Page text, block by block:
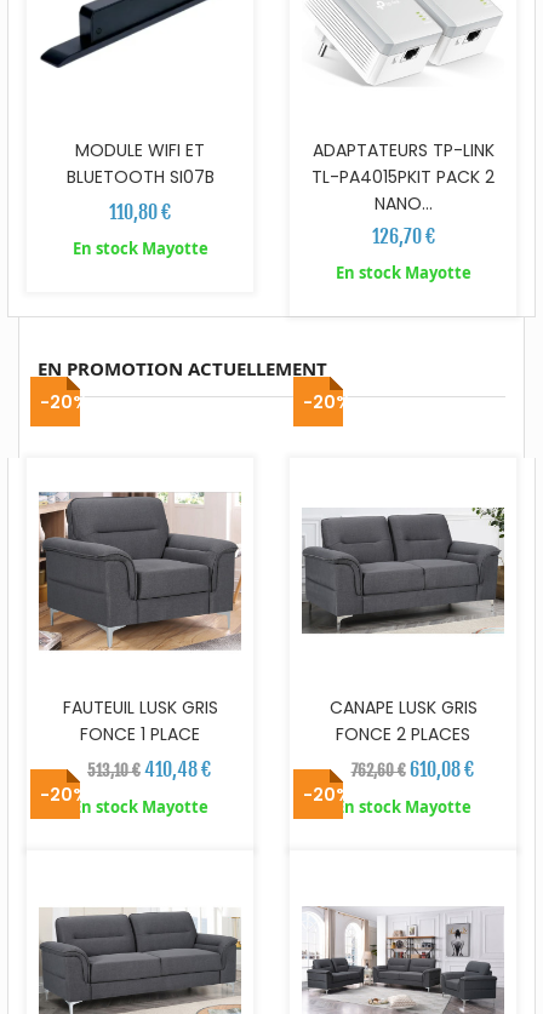
MODULE WIFI ET
BLUETOOTH SI07B
110,80 €
En stock Mayotte
ADAPTATEURS TP-LINK
TL-PA4015PKIT PACK 2
NANO...
126,70 €
En stock Mayotte
EN PROMOTION ACTUELLEMENT
-20%
FAUTEUIL LUSK GRIS
FONCE 1 PLACE
513,10 €410,48 €
En stock Mayotte
-20%
CANAPE LUSK GRIS
FONCE 2 PLACES
762,60 € 610,08 €
En stock Mayotte
-20% -20%